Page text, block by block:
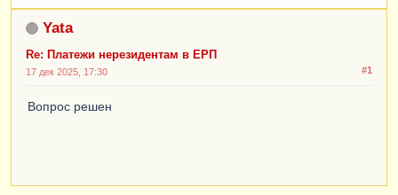
Yata
Re: Платежи нерезидентам в ЕРП
#1
17 дек 2025, 17:30
Вопрос решен